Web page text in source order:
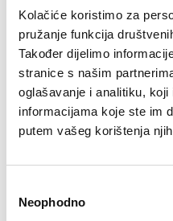
Kolačiće koristimo za
pružanje funkcija
Također dijelimo
stranice s našim
oglašavanje i analitiku,
informacijama koje ste im
putem vašeg korištenja
Selection
Neophodno
36 38 40 42 44 46
Kalkulator velicine
- +
Sastav: